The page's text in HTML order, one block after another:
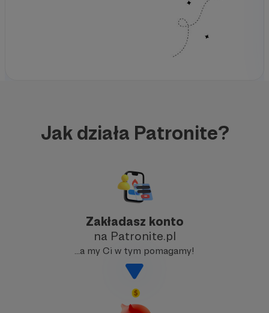
Jak działa Patronite?
Zakładasz konto
na Patronite.pl
…a my Ci w tym pomagamy!